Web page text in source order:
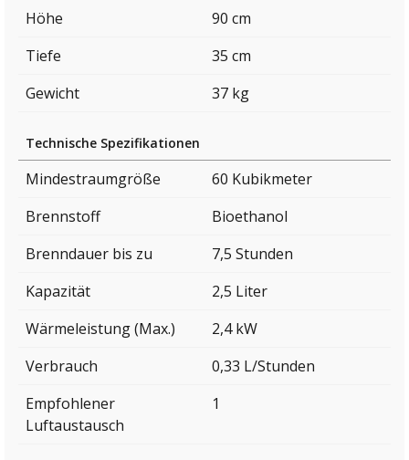
Höhe
90 cm
Tiefe
35 cm
Gewicht
37 kg
Technische Spezifikationen
Mindestraumgröße
60 Kubikmeter
Brennstoff
Bioethanol
Brenndauer bis zu
7,5 Stunden
Kapazität
2,5 Liter
Wärmeleistung (Max.)
2,4 kW
Verbrauch
0,33 L/Stunden
Empfohlener
Luftaustausch
1